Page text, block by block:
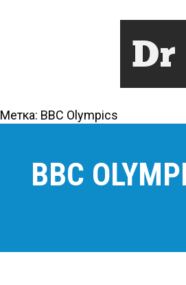
Метка: BBC Olympics
BBC